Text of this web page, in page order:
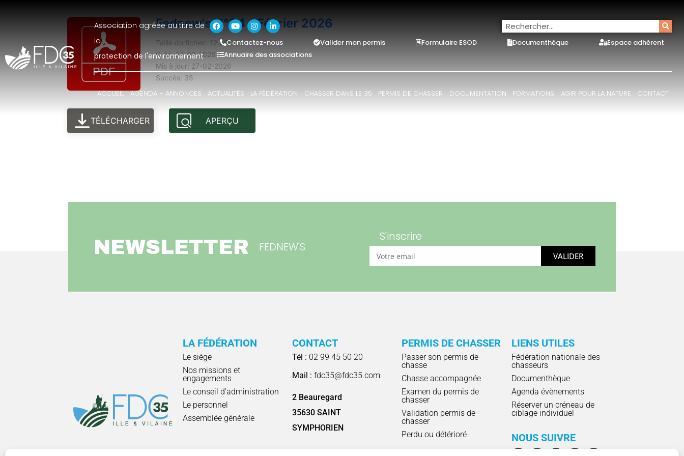
Association agréée au titre de
la
protection de l'environnement
Contactez-nous Valider mon permis Formulaire ESOD Documenthèque
Espace adhérent
Annuaire des associations
ACCUEIL AGENDA – ANNONCES ACTUALITÉS LA FÉDÉRATION CHASSER DANS LE 35 PERMIS DE CHASSER DOCUMENTATION FORMATIONS AGIR POUR LA NATURE CONTACT
Fednew's N°34 - Février 2026
Taille du fichier: 12.69 Mo
Créé: 27-02-2026
Mis à jour: 27-02-2026
Succès: 35
TÉLÉCHARGER APERÇU
NEWSLETTER FEDNEW'S
S'inscrire
VALIDER
LA FÉDÉRATION
Le siège
Nos missions et
engagements
Le conseil d'administration
Le personnel
Assemblée générale
CONTACT
Tél : 02 99 45 50 20
Mail :fdc35@fdc35.com
2 Beauregard
35630 SAINT
SYMPHORIEN
PERMIS DE CHASSER
Passer son permis de
chasse
Chasse accompagnée
Examen du permis de
chasser
Validation permis de
chasser
Perdu ou détérioré
LIENS UTILES
Fédération nationale des
chasseurs
Documenthèque
Agenda évènements
Réserver un créneau de
ciblage individuel
NOUS SUIVRE